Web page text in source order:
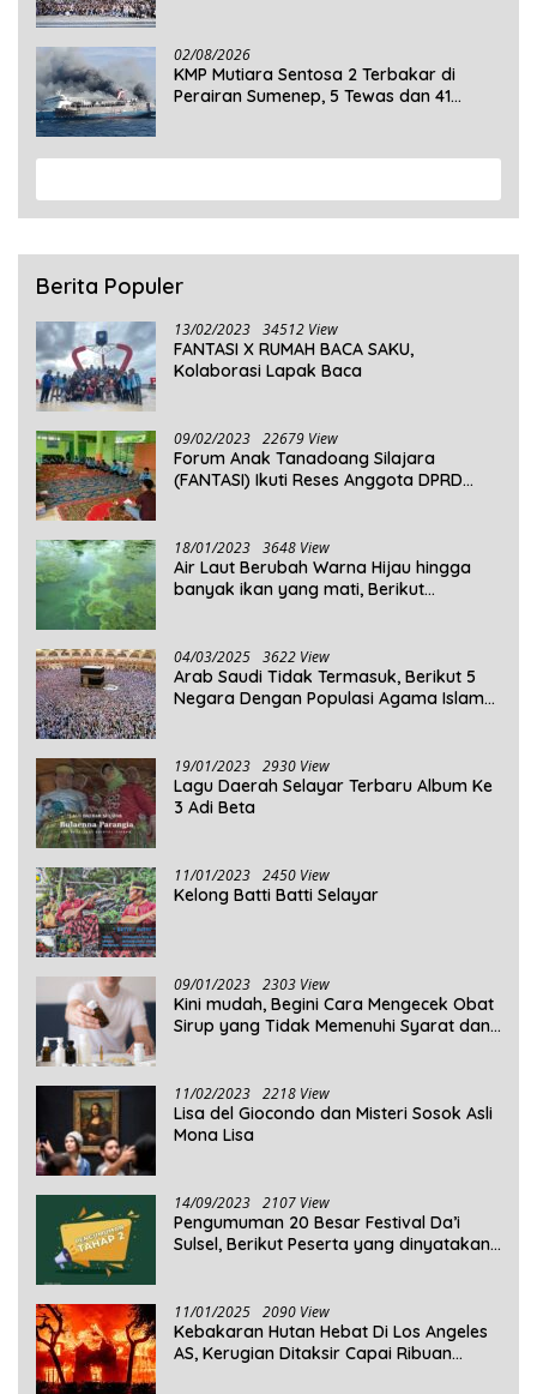
02/08/2026
KMP Mutiara Sentosa 2 Terbakar di
Perairan Sumenep, 5 Tewas dan 41
Berita Populer
13/02/2023 34512 View
FANTASI X RUMAH BACA SAKU,
Kolaborasi Lapak Baca
09/02/2023 22679 View
Forum Anak Tanadoang Silajara
(FANTASI) Ikuti Reses Anggota DPRD
18/01/2023 3648 View
Air Laut Berubah Warna Hijau hingga
banyak ikan yang mati, Berikut
04/03/2025 3622 View
Arab Saudi Tidak Termasuk, Berikut 5
Negara Dengan Populasi Agama Islam
19/01/2023 2930 View
Lagu Daerah Selayar Terbaru Album Ke
3 Adi Beta
11/01/2023 2450 View
Kelong Batti Batti Selayar
09/01/2023 2303 View
Kini mudah, Begini Cara Mengecek Obat
Sirup yang Tidak Memenuhi Syarat dan
11/02/2023 2218 View
Lisa del Giocondo dan Misteri Sosok Asli
Mona Lisa
14/09/2023 2107 View
Pengumuman 20 Besar Festival Da’i
Sulsel, Berikut Peserta yang dinyatakan
11/01/2025 2090 View
Kebakaran Hutan Hebat Di Los Angeles
AS, Kerugian Ditaksir Capai Ribuan